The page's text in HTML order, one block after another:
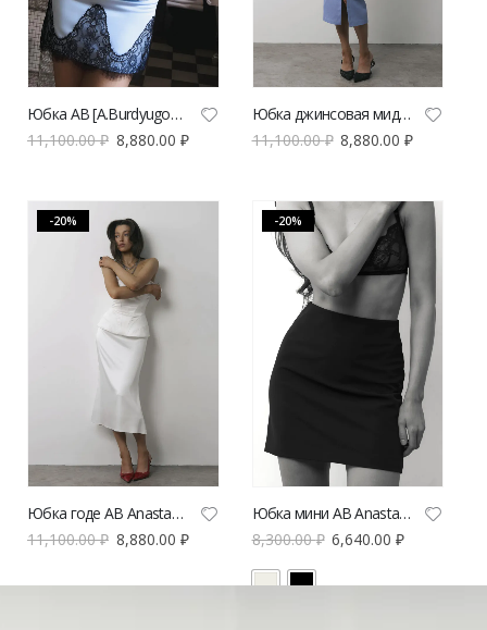
Юбка AB [A.Burdyugova] мини голубая с кружевной отделкой | VERESK studio
11,100.00₽ 8,880.00 ₽
Юбка джинсовая миди AB Anastasiya Burdyugova голубая с разрезом | VERESK studio
11,100.00₽ 8,880.00₽
-20%
Юбка годе AB Anastasiya Burdyugova | VERESK studio
11,100.00₽ 8,880.00 ₽
-20%
Юбка мини AB Anastasiya Burdyugova | VERESK studio
8,300.00₽ 6,640.00₽